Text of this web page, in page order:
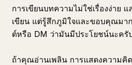
การเขียนบทความไม่ใช่เรื่องง่าย
เขียน แต่รู้สึกภูมิใจและขอบคุณมา
ต์หรือ DM ว่ามันมีประโยชน์นะครั
ถ้าคุณอ่านเพลิน การแสดงความคิ